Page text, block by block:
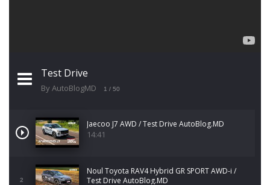
Test Drive
By AutoBlogMD 1 / 50
Jaecoo J7 AWD / Test Drive AutoBlog.MD
14:41
2
Noul Toyota RAV4 Hybrid GR SPORT AWD-i /
Test Drive AutoBlog.MD